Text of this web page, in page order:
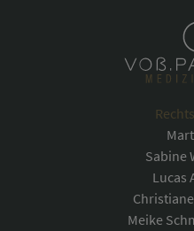
Sabine
Lucas
Meike